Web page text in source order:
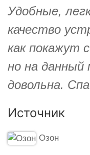
Удобные,
качество
как покажут
но на данный
довольна.
Источник
Озон